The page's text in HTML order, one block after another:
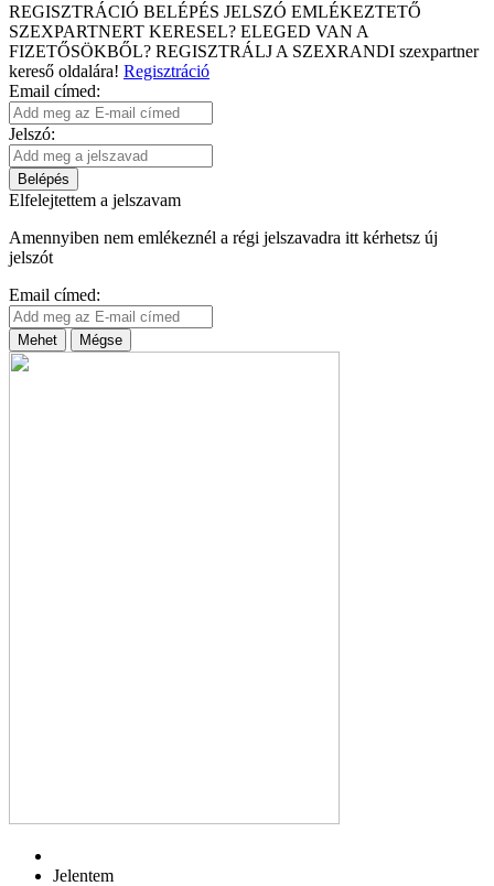
REGISZTRÁCIÓ BELÉPÉS JELSZÓ EMLÉKEZTETŐ
SZEXPARTNERT KERESEL? ELEGED VAN A
FIZETŐSÖKBŐL? REGISZTRÁLJ A SZEXRANDI szexpartner
kereső oldalára! Regisztráció
Email címed:
Jelszó:
Belépés
Elfelejtettem a jelszavam
Amennyiben nem emlékeznél a régi jelszavadra itt kérhetsz új
jelszót
Email címed:
Mehet Mégse
Jelentem